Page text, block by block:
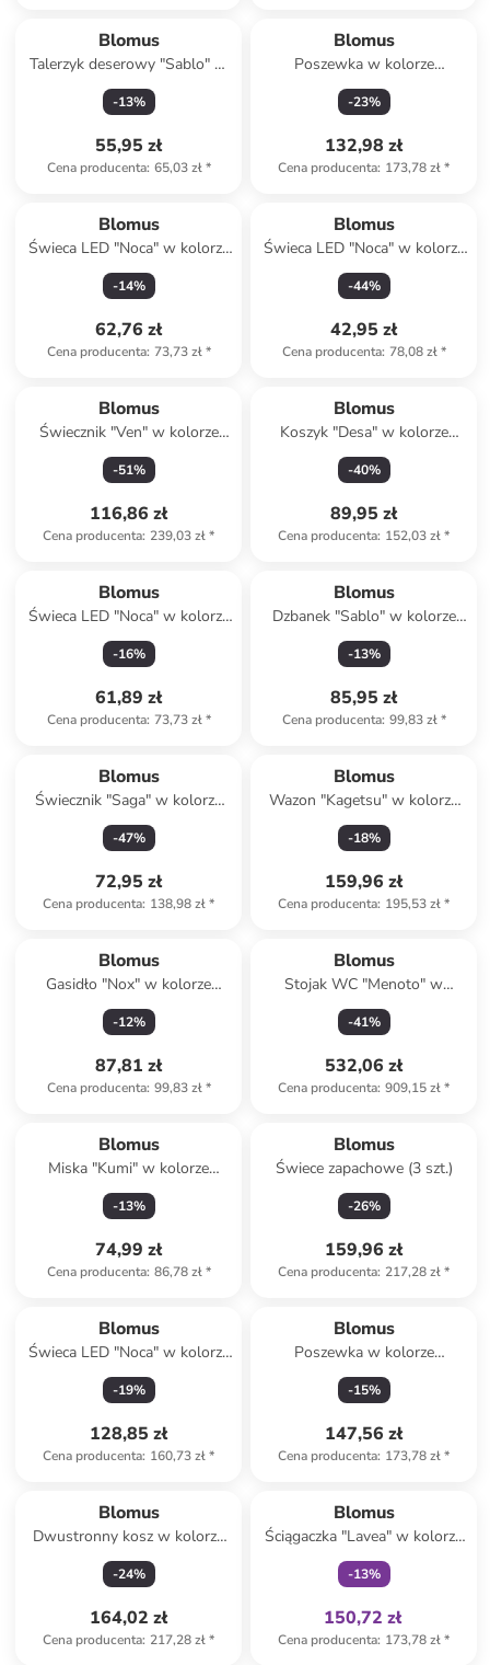
Blomus
Talerzyk deserowy "Sablo" w
kolorze jasnoszarym - Ø 21
cm
-13%
55,95 zł
Cena producenta: 65,03 zł*
Blomus
Poszewka w kolorze
beżowym na poduszkę - 40 x
40 cm
-23%
132,98 zł
Cena producenta: 173,78 zł*
Blomus
Świeca LED "Noca" w kolorze
jasnoszarym - wys. 12 cm
-14%
62,76 zł
Cena producenta: 73,73 zł*
Blomus
Świeca LED "Noca" w kolorze
białym - wys. 15 cm
-44%
42,95 zł
Cena producenta: 78,08 zł*
Blomus
Świecznik "Ven" w kolorze
zielonym - 40 x 14 cm
-51%
116,86 zł
Cena producenta: 239,03 zł*
Blomus
Koszyk "Desa" w kolorze
antracytowym na pieczywo -
20 x 10 x 20 cm
-40%
89,95 zł
Cena producenta: 152,03 zł*
Blomus
Świeca LED "Noca" w kolorze
białym - wys. 12 cm
-16%
61,89 zł
Cena producenta: 73,73 zł*
Blomus
Dzbanek "Sablo" w kolorze
biało-kremowym na mleko -
wys. 12 cm
-13%
85,95 zł
Cena producenta: 99,83 zł*
Blomus
Świecznik "Saga" w kolorze
błękitnym - wys. 12 x Ø 12
cm
-47%
72,95 zł
Cena producenta: 138,98 zł*
Blomus
Wazon "Kagetsu" w kolorze
jasnoszarym - 18 x 6 cm
-18%
159,96 zł
Cena producenta: 195,53 zł*
Blomus
Gasidło "Nox" w kolorze
złotym do świec - dł. 22 cm
-12%
87,81 zł
Cena producenta: 99,83 zł*
Blomus
Stojak WC "Menoto" w
kolorze srebrno-czarnym -
wys. 65 cm
-41%
532,06 zł
Cena producenta: 909,15 zł*
Blomus
Miska "Kumi" w kolorze
brązowym - Ø 16 cm
-13%
74,99 zł
Cena producenta: 86,78 zł*
Blomus
Świece zapachowe (3 szt.)
-26%
159,96 zł
Cena producenta: 217,28 zł*
Blomus
Świeca LED "Noca" w kolorze
jasnoszarym - wys. 27 cm
-19%
128,85 zł
Cena producenta: 160,73 zł*
Blomus
Poszewka w kolorze
kremowym na poduszkę - 30
x 50 cm
-15%
147,56 zł
Cena producenta: 173,78 zł*
Blomus
Dwustronny kosz w kolorze
biało-beżowym - 23 x 26 x 23
c,
-24%
164,02 zł
Cena producenta: 217,28 zł*
Blomus
Ściągaczka "Lavea" w kolorze
beżowym do wody - 22 x 26
cm
-13%
150,72 zł
Cena producenta: 173,78 zł*